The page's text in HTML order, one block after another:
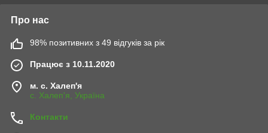
Про нас
98% позитивних з 49 відгуків за рік
Працює з 10.11.2020
м. с. Халеп'я
с. Халеп'я, Україна
Контакти